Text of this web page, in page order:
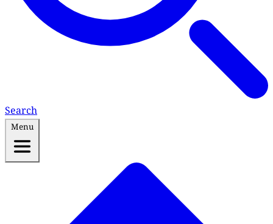
Search
Menu